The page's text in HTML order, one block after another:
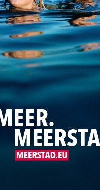
middag in je
Meld je aan